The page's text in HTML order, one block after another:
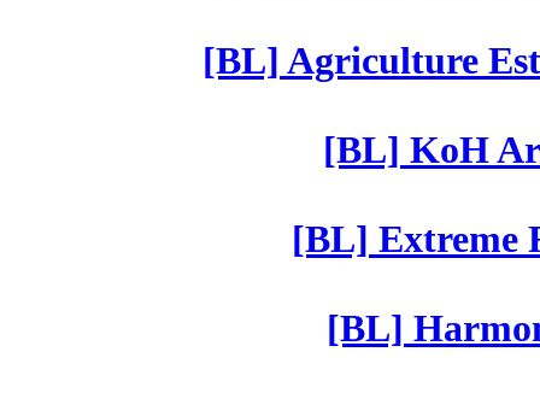
[BL] Agriculture
[BL] KoH
[BL] Extreme
[BL]